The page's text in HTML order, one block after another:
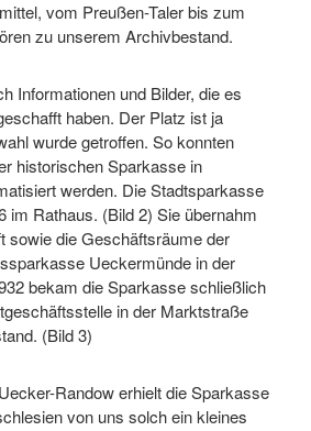
vom Preußen-Taler bis zum
zu unserem Archivbestand.
Informationen und Bilder, die es
haben. Der Platz ist ja
wurde getroffen. So konnten
historischen Sparkasse in
werden. Die Stadtsparkasse
im Rathaus. (Bild 2) Sie übernahm
sowie die Geschäftsräume der
Ueckermünde in der
bekam die Sparkasse schließlich
in der Marktstraße
(Bild 3)
Randow erhielt die Sparkasse
von uns solch ein kleines